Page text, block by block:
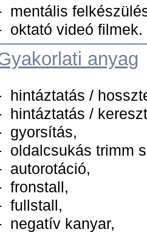
mentális
oktató videó filmek.
anyag
hintáztatás /
hintáztatás /
gyorsítás,
oldalcsukás trimm
autorotáció,
fronstall,
fullstall,
negatív kanyar,